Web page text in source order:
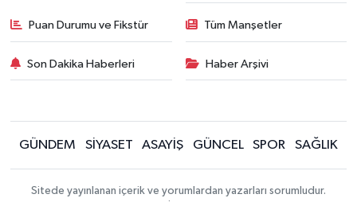
Puan Durumu ve Fikstür Tüm Manşetler
Son Dakika Haberleri Haber Arşivi
GÜNDEM SİYASET ASAYİŞ GÜNCEL SPOR SAĞLIK
Sitede yayınlanan içerik ve yorumlardan yazarları sorumludur.